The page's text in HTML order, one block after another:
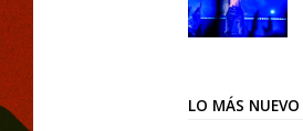
LO MÁS NUEVO